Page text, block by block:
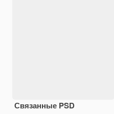
Связанные PSD